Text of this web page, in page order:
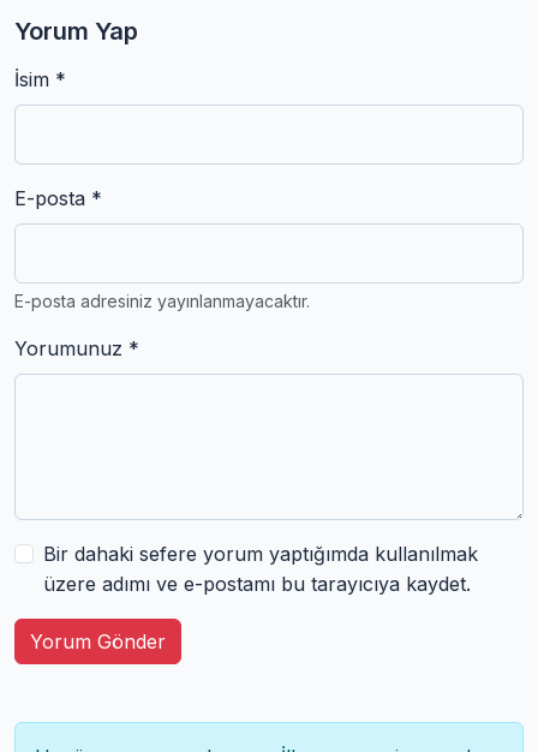
Yorum Yap
İsim *
E-posta *
E-posta adresiniz yayınlanmayacaktır.
Yorumunuz *
Bir dahaki sefere yorum yaptığımda kullanılmak
üzere adımı ve e-postamı bu tarayıcıya kaydet.
Yorum Gönder